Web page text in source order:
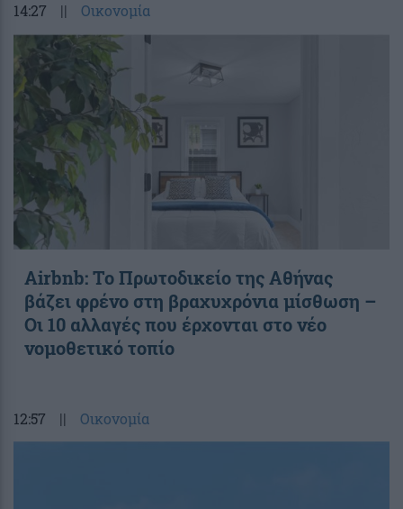
14:27 || Οικονομία
Airbnb: Το Πρωτοδικείο της Αθήνας
βάζει φρένο στη βραχυχρόνια μίσθωση –
Οι 10 αλλαγές που έρχονται στο νέο
νομοθετικό τοπίο
12:57 || Οικονομία